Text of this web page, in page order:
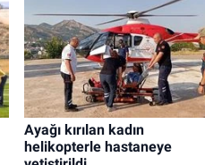
Ayağı kırılan kadın
helikopterle hastaneye